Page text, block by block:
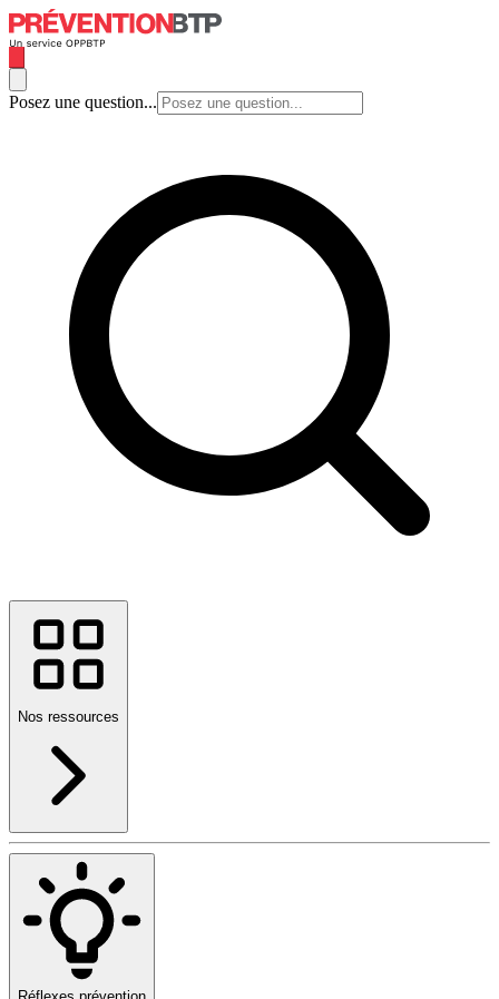
Posez une question...
Nos ressources